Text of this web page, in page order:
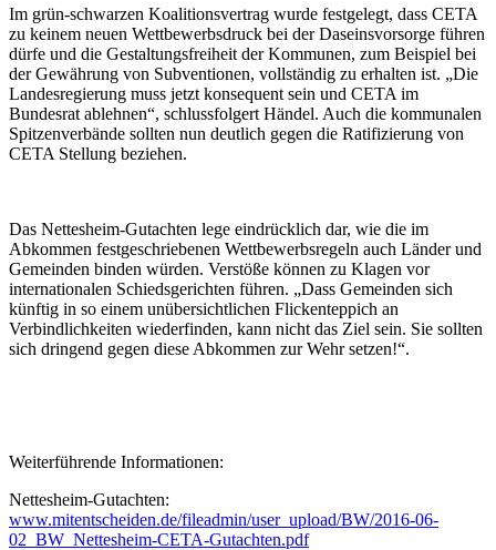
Im grün-schwarzen Koalitionsvertrag wurde festgelegt, dass CETA
zu keinem neuen Wettbewerbsdruck bei der Daseinsvorsorge führen
dürfe und die Gestaltungsfreiheit der Kommunen, zum Beispiel bei
der Gewährung von Subventionen, vollständig zu erhalten ist. „Die
Landesregierung muss jetzt konsequent sein und CETA im
Bundesrat ablehnen“, schlussfolgert Händel. Auch die kommunalen
Spitzenverbände sollten nun deutlich gegen die Ratifizierung von
CETA Stellung beziehen.
Das Nettesheim-Gutachten lege eindrücklich dar, wie die im
Abkommen festgeschriebenen Wettbewerbsregeln auch Länder und
Gemeinden binden würden. Verstöße können zu Klagen vor
internationalen Schiedsgerichten führen. „Dass Gemeinden sich
künftig in so einem unübersichtlichen Flickenteppich an
Verbindlichkeiten wiederfinden, kann nicht das Ziel sein. Sie sollten
sich dringend gegen diese Abkommen zur Wehr setzen!“.
Weiterführende Informationen:
Nettesheim-Gutachten:
www.mitentscheiden.de/fileadmin/user_upload/BW/2016-06-
02_BW_Nettesheim-CETA-Gutachten.pdf